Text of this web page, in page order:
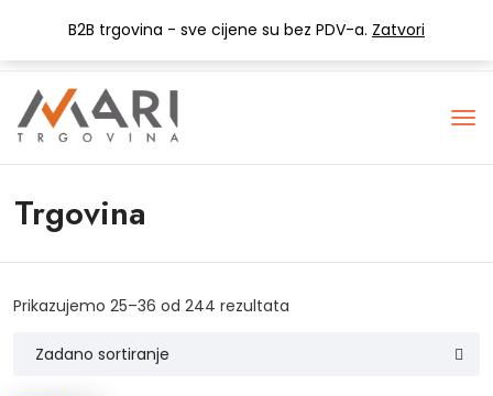
B2B trgovina - sve cijene su bez PDV-a. Zatvori
+385 (0) 1 3441-053
info@mari-trgovina.hr
Trgovina
Prikazujemo 25–36 od 244 rezultata